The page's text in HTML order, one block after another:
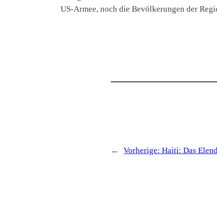
US-Armee, noch die Bevölkerungen der
← Vorherige:Haiti: Das